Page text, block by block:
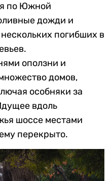
по Южной
дожди и
погибших в
оползни и
домов,
особняки за
вдоль
шоссе местами
перекрыто.